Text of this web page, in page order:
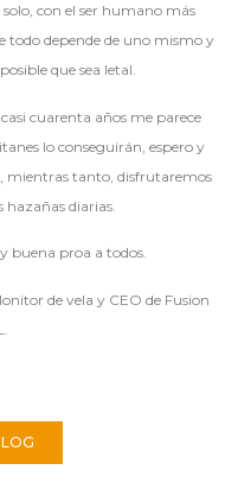
con el ser humano más
todo depende de uno mismo y
que sea letal.
cuarenta años me parece
lo conseguirán, espero y
mientras tanto, disfrutaremos
hazañas diarias.
buena proa a todos.
de vela y CEO de Fusion